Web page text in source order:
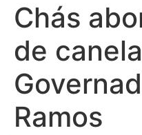
Chás
de canela
Ramos
Helly
em
Eu
áreas